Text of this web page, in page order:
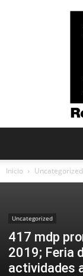
Inicio Uncategorized
Uncategorized
417 mdp
2019; Feria
actividades